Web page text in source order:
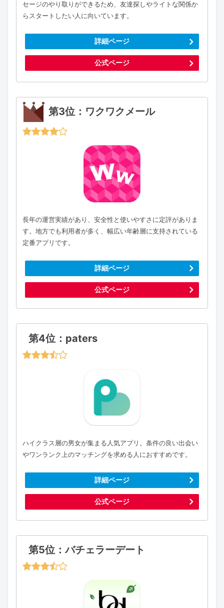
セージのやり取りができるため、友達探しやライトな関係か
らスタートしたい人に向いています。
詳細ページ
公式ページ
第3位：ワクワクメール
長年の運営実績があり、安全性と使いやすさに定評がありま
す。地方でも利用者が多く、幅広い年齢層に支持されている
定番アプリです。
詳細ページ
公式ページ
第4位：paters
ハイクラス層の男女が集まる人気アプリ。条件の良い出会い
やワンランク上のマッチングを求める人におすすめです。
詳細ページ
公式ページ
第5位：バチェラーデート